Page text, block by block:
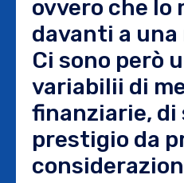
ovvero che lo
davanti a
Ci sono però
variabilii di
finanziarie, di
prestigio da